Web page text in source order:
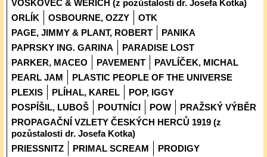
VOSKOVEC & WERICH (z pozůstalosti dr. Josefa Kotka)
ORLÍK
OSBOURNE, OZZY
OTK
PAGE, JIMMY & PLANT, ROBERT
PANIKA
PAPRSKY ING. GARINA
PARADISE LOST
PARKER, MACEO
PAVEMENT
PAVLÍČEK, MICHAL
PEARL JAM
PLASTIC PEOPLE OF THE UNIVERSE
PLEXIS
PLÍHAL, KAREL
POP, IGGY
POSPÍŠIL, LUBOŠ
POUTNÍCI POW
PRAŽSKÝ VÝBĚR
PROPAGAČNÍ VZLETY ČESKÝCH HERCŮ 1919 (z
pozůstalosti dr. Josefa Kotka)
PRIESSNITZ
PRIMAL SCREAM
PRODIGY